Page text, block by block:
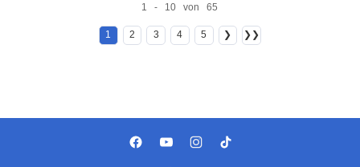
1 - 10 von 65
1 2 3 4 5 ❯ ❯❯